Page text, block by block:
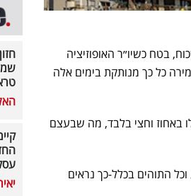
בטח כשיו״ר האופוזיציה
כל כך מנותקת בימים אלה
באחוז וחצי בלבד, מה שבעצם
התוהים בכלל-כך נראים